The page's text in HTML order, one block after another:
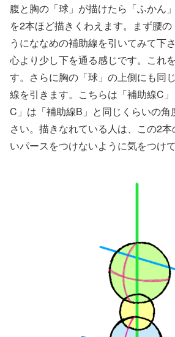
腹と胸の「球」が描けたら「ふかん
を2本ほど描きくわえます。まず腰
うにななめの補助線を引いてみて下
心より少し下を通る感じです。これ
す。さらに胸の「球」の上側にも同
線を引きます。こちらは「補助線C
C」は「補助線B」と同じくらいの角
さい。描きなれている人は、この2
いパースをつけないように気をつけて